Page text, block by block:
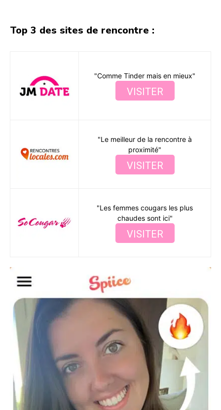
Top 3 des sites de rencontre :
"Comme Tinder mais en mieux"
VISITER
"Le meilleur de la rencontre à
proximité"
VISITER
"Les femmes cougars les plus
chaudes sont ici"
VISITER